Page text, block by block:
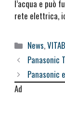
l’acqua e può
rete elettrica,
Categorie
News,
Panasonic
Panasonic
Ad